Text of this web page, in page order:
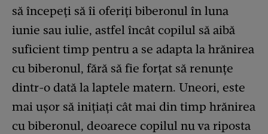
să începeți să îi oferiți biberonul în luna
iunie sau iulie, astfel încât copilul să aibă
suficient timp pentru a se adapta la hrănirea
cu biberonul, fără să fie forțat să renunțe
dintr-o dată la laptele matern. Uneori, este
mai ușor să inițiați cât mai din timp hrănirea
cu biberonul, deoarece copilul nu va riposta